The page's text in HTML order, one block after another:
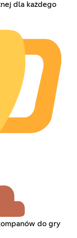
dla każdego
do gry